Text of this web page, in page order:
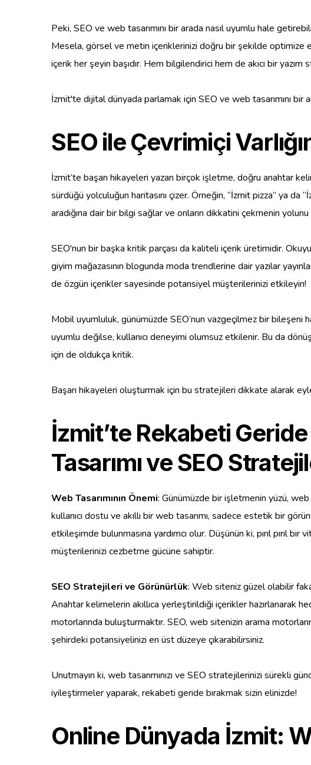
Peki, SEO ve web tasarımını bir arada nasıl uyumlu hale
Mesela, görsel ve metin içeriklerinizi doğru bir şekilde optimize
içerik her şeyin başıdır. Hem bilgilendirici hem de akıcı bir
İzmit'te dijital dünyada parlamak için SEO ve web tasarımını bir
SEO ile Çevrimiçi
İzmit’te başarı hikayeleri yazan birçok işletme, doğru anahtar
sürdüğü yolculuğun haritasını çizer. Örneğin, “İzmit pizza” ya
aradığına dair bir bilgi sağlar ve onların dikkatini çekmenin yolunu
SEO'nun bir başka kritik parçası da kaliteli içerik üretimidir.
giyim mağazasının blogunda moda trendlerine dair yazılar
de özgün içerikler sayesinde potansiyel müşterilerinizi etkileyin!
Mobil uyumluluk, günümüzde SEO’nun vazgeçilmez bir bileşeni
uyumlu değilse, kullanıcı deneyimi olumsuz etkilenir. Bu da
için de oldukça kritik.
Başarı hikayeleri oluşturmak için bu stratejileri dikkate alarak
İzmit’te Rekabeti
Tasarımı ve SEO
Web Tasarımının Önemi: Günümüzde bir işletmenin yüzü,
kullanıcı dostu ve akıllı bir web tasarımı, sadece estetik bir
etkileşimde bulunmasına yardımcı olur. Düşünün ki, pırıl pırıl
müşterilerinizi cezbetme gücüne sahiptir.
SEO Stratejileri ve Görünürlük: Web siteniz güzel olabilir
Anahtar kelimelerin akıllıca yerleştirildiği içerikler hazırlanarak
motorlarında buluşturmaktır. SEO, web sitenizin arama
şehirdeki potansiyelinizi en üst düzeye çıkarabilirsiniz.
Unutmayın ki, web tasarımınızı ve SEO stratejilerinizi sürekli
iyileştirmeler yaparak, rekabeti geride bırakmak sizin elinizde!
Online Dünyada İzmit: